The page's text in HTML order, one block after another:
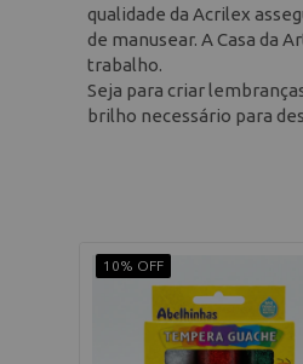
qualidade da Acrilex
de manusear. A Casa da
trabalho.
Seja para criar
brilho necessário para
10% OFF